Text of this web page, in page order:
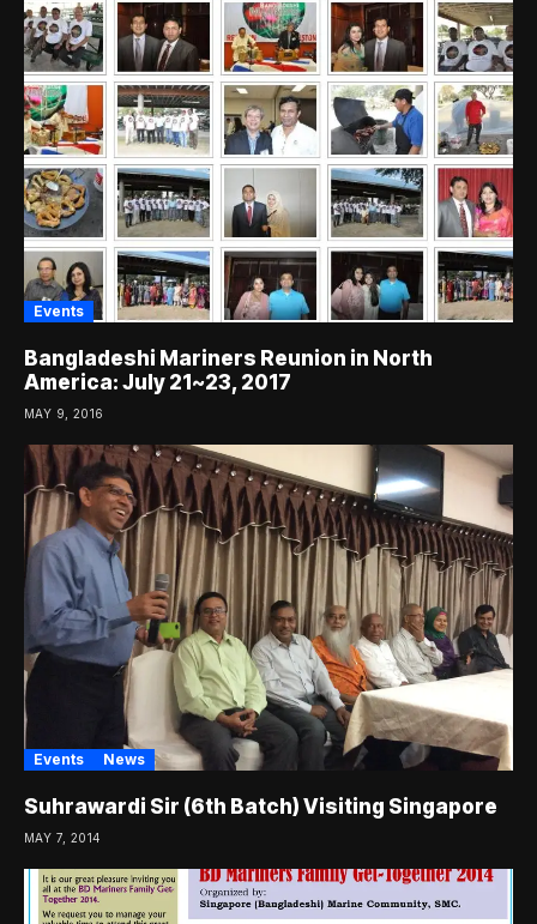
Events
Bangladeshi Mariners Reunion in North
America: July 21~23, 2017
MAY 9, 2016
Events News
Suhrawardi Sir (6th Batch) Visiting Singapore
MAY 7, 2014